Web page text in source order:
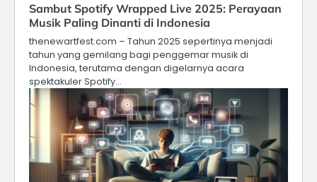
Sambut Spotify Wrapped Live 2025: Perayaan
Musik Paling Dinanti di Indonesia
thenewartfest.com – Tahun 2025 sepertinya menjadi
tahun yang gemilang bagi penggemar musik di
Indonesia, terutama dengan digelarnya acara
spektakuler Spotify…